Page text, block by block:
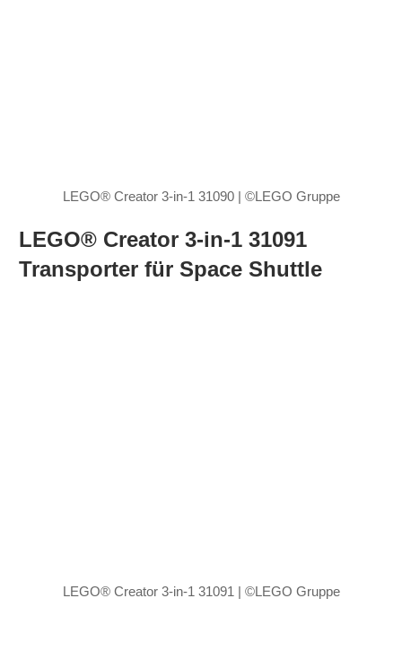
LEGO® Creator 3-in-1 31090 | ©LEGO Gruppe
LEGO® Creator 3-in-1 31091
Transporter für Space Shuttle
LEGO® Creator 3-in-1 31091 | ©LEGO Gruppe